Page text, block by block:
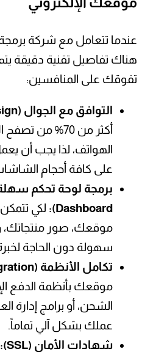
عندما تتعامل مع شركة
هناك تفاصيل تقنية دقيقة
تفوقك على المنافسين:
التوافق مع الجوال (Responsive Design):
أكثر من 70% من
الهواتف، لذا يجب أن
على كافة أحجام
Dashboard):
لكي
موقعك، صور
سهولة دون الحاجة
تكامل الأنظمة (API Integration):
موقعك بأنظمة الدفع
عملك بشكل آلي تماماً.
شهادات الأمان (SSL):